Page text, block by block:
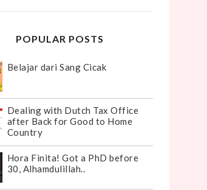
POPULAR POSTS
Belajar dari Sang Cicak
Dealing with Dutch Tax Office
after Back for Good to Home
Country
Hora Finita! Got a PhD before
30, Alhamdulillah..